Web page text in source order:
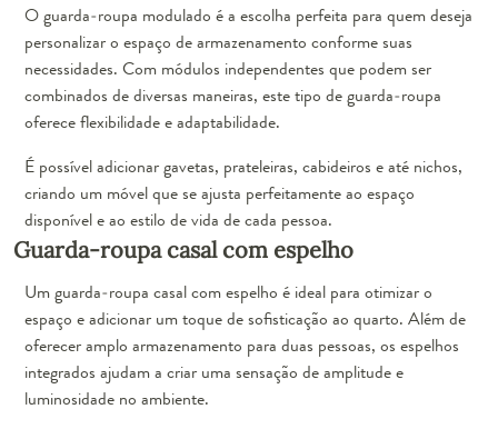
O guarda-roupa modulado é a escolha perfeita para quem deseja
personalizar o espaço de armazenamento conforme suas
necessidades. Com módulos independentes que podem ser
combinados de diversas maneiras, este tipo de guarda-roupa
oferece flexibilidade e adaptabilidade.
É possível adicionar gavetas, prateleiras, cabideiros e até nichos,
criando um móvel que se ajusta perfeitamente ao espaço
disponível e ao estilo de vida de cada pessoa.
Guarda-roupa casal com espelho
Um guarda-roupa casal com espelho é ideal para otimizar o
espaço e adicionar um toque de sofisticação ao quarto. Além de
oferecer amplo armazenamento para duas pessoas, os espelhos
integrados ajudam a criar uma sensação de amplitude e
luminosidade no ambiente.